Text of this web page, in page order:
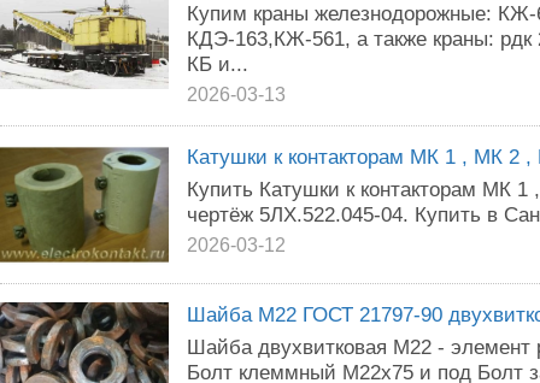
Купим краны железнодорожные:
КДЭ-163,КЖ-561, а также краны: рдк
КБ и...
2026-03-13
Катушки к контакторам МК 1 , МК 2
Купить Катушки к контакторам МК
чертёж 5ЛХ.522.045-04. Купить в
2026-03-12
Шайба М22 ГОСТ 21797-90
Шайба двухвитковая М22 - элемент
Болт клеммный М22х75 и под Болт